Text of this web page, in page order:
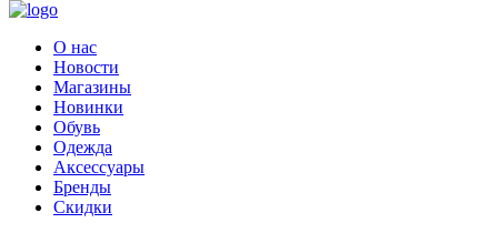
О нас
Новости
Магазины
Новинки
Обувь
Одежда
Аксессуары
Бренды
Скидки